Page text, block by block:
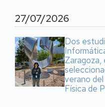
27/07/2026
Dos
Zaragoza,
verano
Física de